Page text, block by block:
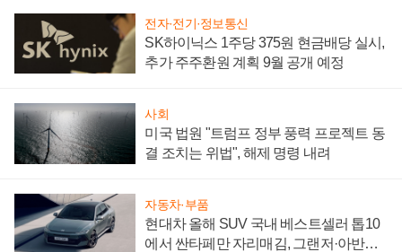
전자·전기·정보통신
SK하이닉스 1주당 375원 현금배당 실시,
추가 주주환원 계획 9월 공개 예정
사회
미국 법원 "트럼프 정부 풍력 프로젝트 동
결 조치는 위법", 해제 명령 내려
자동차·부품
현대차 올해 SUV 국내 베스트셀러 톱10
에서 싼타페만 자리매김, 그랜저·아반떼